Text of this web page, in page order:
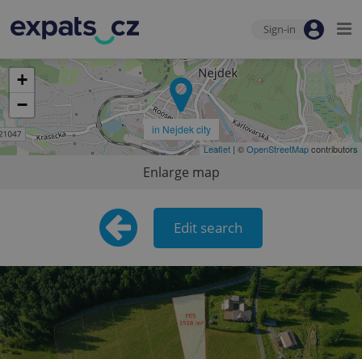
Sign-in
in Nejdek city
+
−
Leaflet | ©OpenStreetMapcontributors
Enlarge map
Edit search